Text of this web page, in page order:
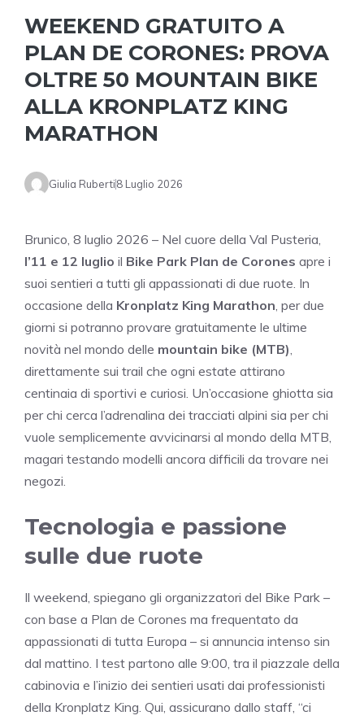
WEEKEND GRATUITO A
PLAN DE CORONES: PROVA
OLTRE 50 MOUNTAIN BIKE
ALLA KRONPLATZ KING
MARATHON
Giulia Ruberti8 Luglio 2026
Brunico, 8 luglio 2026 – Nel cuore della Val Pusteria,
l’11 e 12 luglio il Bike Park Plan de Corones apre i
suoi sentieri a tutti gli appassionati di due ruote. In
occasione della Kronplatz King Marathon, per due
giorni si potranno provare gratuitamente le ultime
novità nel mondo delle mountain bike (MTB),
direttamente sui trail che ogni estate attirano
centinaia di sportivi e curiosi. Un’occasione ghiotta sia
per chi cerca l’adrenalina dei tracciati alpini sia per chi
vuole semplicemente avvicinarsi al mondo della MTB,
magari testando modelli ancora difficili da trovare nei
negozi.
Tecnologia e passione
sulle due ruote
Il weekend, spiegano gli organizzatori del Bike Park –
con base a Plan de Corones ma frequentato da
appassionati di tutta Europa – si annuncia intenso sin
dal mattino. I test partono alle 9:00, tra il piazzale della
cabinovia e l’inizio dei sentieri usati dai professionisti
della Kronplatz King. Qui, assicurano dallo staff, “ci